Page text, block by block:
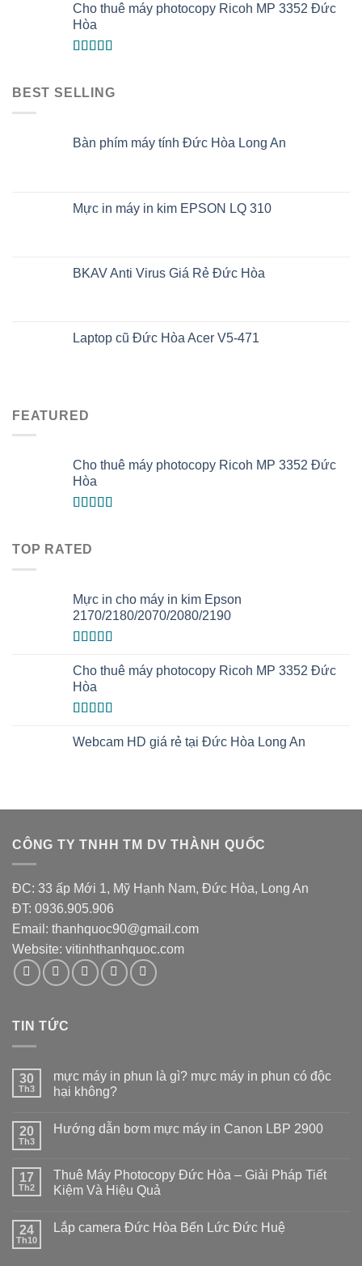
Cho thuê máy photocopy Ricoh MP 3352 Đức
Hòa
sao
BEST SELLING
Bàn phím máy tính Đức Hòa Long An
Mực in máy in kim EPSON LQ 310
BKAV Anti Virus Giá Rẻ Đức Hòa
Laptop cũ Đức Hòa Acer V5-471
FEATURED
Cho thuê máy photocopy Ricoh MP 3352 Đức
Hòa
sao
TOP RATED
Mực in cho máy in kim Epson
2170/2180/2070/2080/2190
hạng5.00 5
sao
Cho thuê máy photocopy Ricoh MP 3352 Đức
Hòa
hạng5.00 5
Webcam HD giá rẻ tại Đức Hòa Long An
CÔNG TY TNHH TM DV THÀNH QUỐC
ĐC: 33 ấp Mới 1, Mỹ Hạnh Nam, Đức Hòa, Long An
ĐT: 0936.905.906
Email: thanhquoc90@gmail.com
Website: vitinhthanhquoc.com
TIN TỨC
30
Th3
mực máy in phun là gì? mực máy in phun có độc
hại không?
20
Th3
Hướng dẫn bơm mực máy in Canon LBP 2900
17
Th2
Thuê Máy Photocopy Đức Hòa – Giải Pháp Tiết
Kiệm Và Hiệu Quả
24
Th10
Lắp camera Đức Hòa Bến Lức Đức Huệ